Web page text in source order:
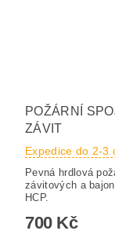
POŽÁRNÍ
ZÁVIT
Expedice do 2-3
Pevná hrdlová
závitových a
HCP.
700 Kč